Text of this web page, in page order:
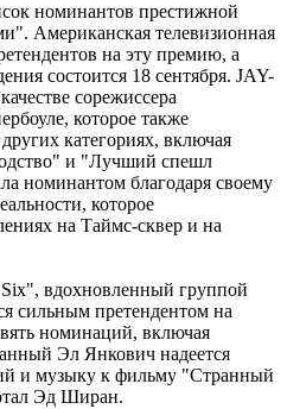
номинантов престижной
Американская телевизионная
на эту премию, а
состоится 18 сентября. JAY-
сорежиссера
которое также
категориях, включая
и "Лучший спешл
номинантом благодаря своему
которое
на Таймс-сквер и на
вдохновленный группой
сильным претендентом на
номинаций, включая
Эл Янкович надеется
и музыку к фильму "Странный
Эд Ширан.